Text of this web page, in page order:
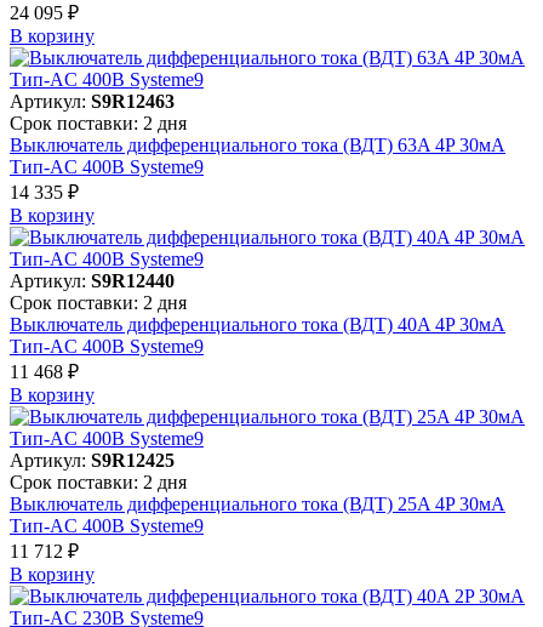
24 095 ₽
В корзинy
Артикул: S9R12463
Срок поставки: 2 дня
Выключатель дифференциального тока (ВДТ) 63A 4P 30мА
Тип-AC 400В Systeme9
14 335 ₽
В корзинy
Артикул: S9R12440
Срок поставки: 2 дня
Выключатель дифференциального тока (ВДТ) 40A 4P 30мА
Тип-AC 400В Systeme9
11 468 ₽
В корзинy
Артикул: S9R12425
Срок поставки: 2 дня
Выключатель дифференциального тока (ВДТ) 25A 4P 30мА
Тип-AC 400В Systeme9
11 712 ₽
В корзинy